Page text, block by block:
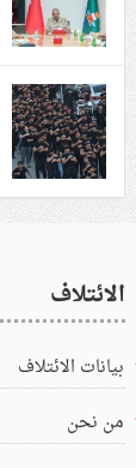
الائتلاف
بيانات الائتلاف
من نحن